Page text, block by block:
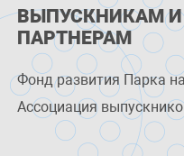
ВЫПУСКНИКАМ И
ПАРТНЕРАМ
Фонд развития Парка
Ассоциация